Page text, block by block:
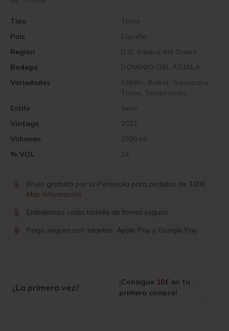
Pais España
Vintage 2022
Region D.O. Ribera del Duero
Volumen 1500 ml
Bodega DOMINIO DEL ÁGUILA
% VOL 14
Variedades
Albillo, Bobal, Garnacha
Tinta, Tempranillo
Tipo Tinto
Estilo Seco
MAGNUM
Envío gratuito por la Península para pedidos de 100€
Más información
Embalamos cada botella de forma segura
Pago seguro con tarjetas, Apple Pay y Google Pay
¿La primera vez?
¡Consigue 10€ en tu
primera compra!